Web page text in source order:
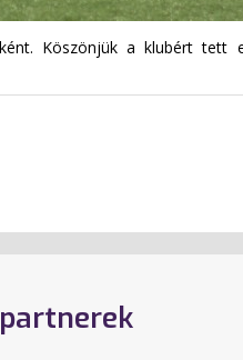
Köszönjük a klubért tett